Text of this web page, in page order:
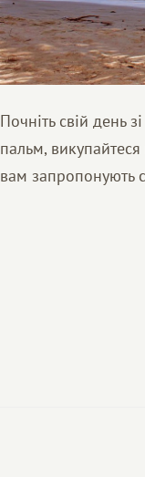
Почніть свій день
пальм,
вам запропонують